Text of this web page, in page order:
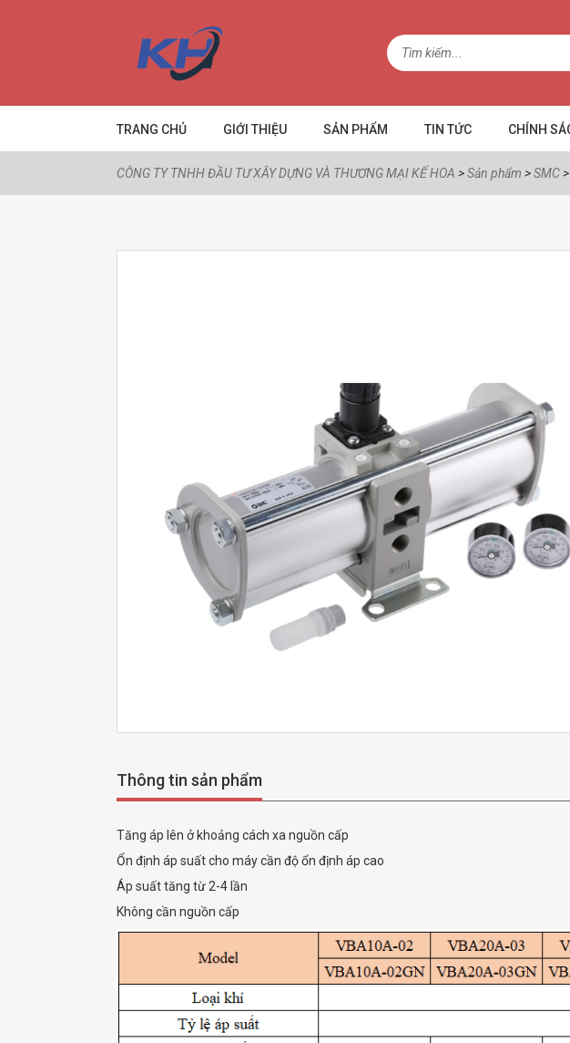
TRANG CHỦ GIỚI THIỆU SẢN PHẨM TIN TỨC CHÍNH
CÔNG TY TNHH ĐẦU TƯ XÂY DỰNG VÀ THƯƠNG MẠI KẾ HOA >Sản phẩm >SMC>
Thông tin sản phẩm
Tăng áp lên ở khoảng cách xa nguồn cấp
Ổn định áp suất cho máy cần độ ổn định áp cao
Áp suất tăng từ 2-4 lần
Không cần nguồn cấp